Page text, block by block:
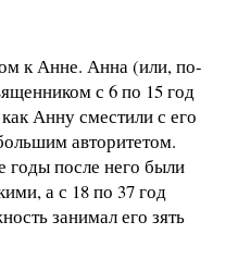
к Анне. Анна (или, по-
с 6 по 15 год
Анну сместили с его
авторитетом.
годы после него были
а с 18 по 37 год
занимал его зять